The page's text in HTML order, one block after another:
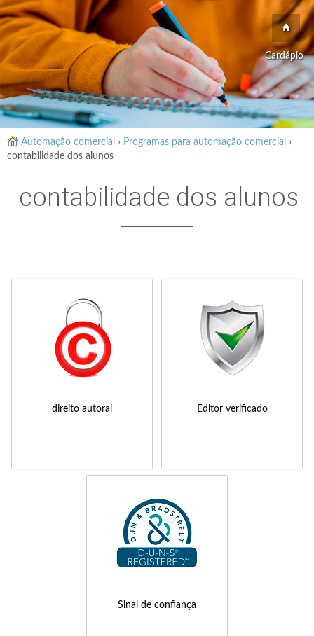
Cardápio
Automação comercial › Programas para automação comercial
›
contabilidade dos alunos
contabilidade dos alunos
direito autoral Editor verificado
Sinal de confiança